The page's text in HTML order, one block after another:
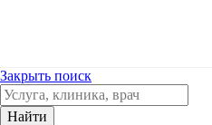
Закрыть поиск
Найти